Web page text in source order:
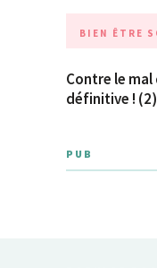
BIEN ÊTRE
Contre le
définitive ! (2)
PUB